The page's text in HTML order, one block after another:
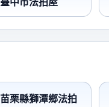
苗栗縣獅潭鄉法拍